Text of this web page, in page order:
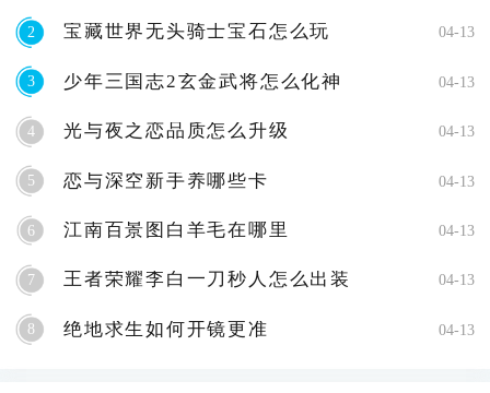
2 宝藏世界无头骑士宝石怎么玩 04-13
3 少年三国志2玄金武将怎么化神 04-13
4 光与夜之恋品质怎么升级 04-13
5 恋与深空新手养哪些卡 04-13
6 江南百景图白羊毛在哪里 04-13
7 王者荣耀李白一刀秒人怎么出装 04-13
8 绝地求生如何开镜更准 04-13